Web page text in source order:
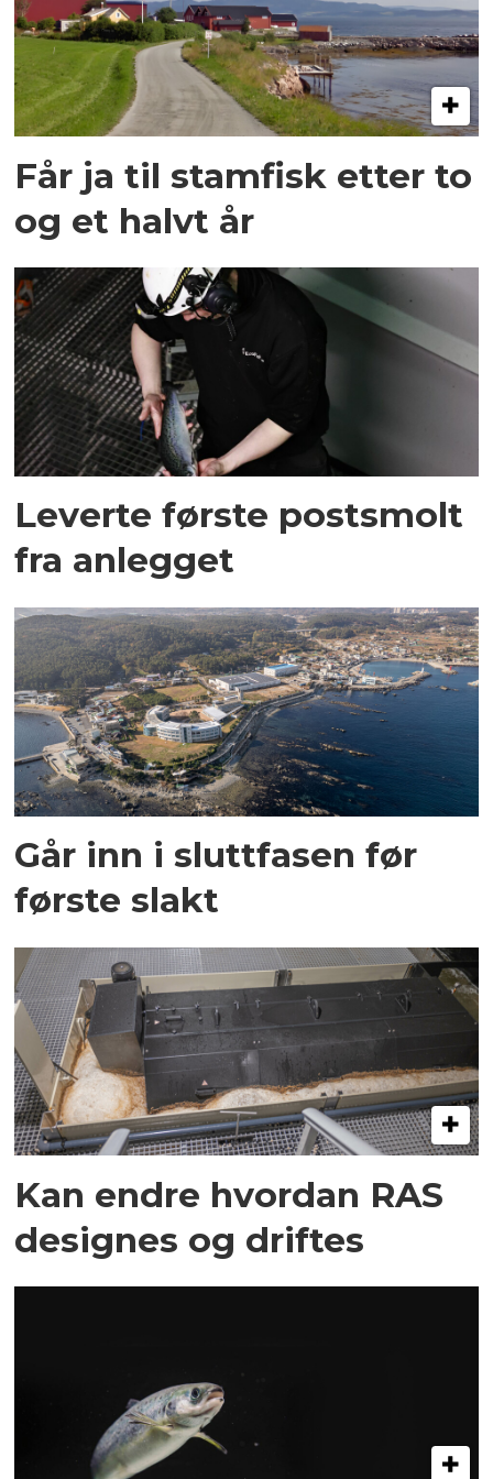
Får ja til stamfisk etter to
og et halvt år
Leverte første postsmolt
fra anlegget
Går inn i sluttfasen før
første slakt
Kan endre hvordan RAS
designes og driftes